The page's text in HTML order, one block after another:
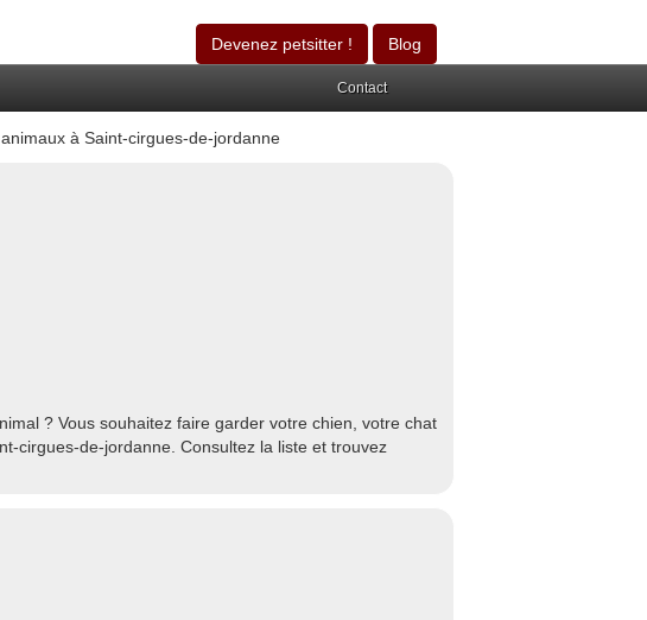
Devenez petsitter ! Blog
Contact
à Saint-cirgues-de-jordanne
? Vous souhaitez faire garder votre chien, votre chat
cirgues-de-jordanne. Consultez la liste et trouvez